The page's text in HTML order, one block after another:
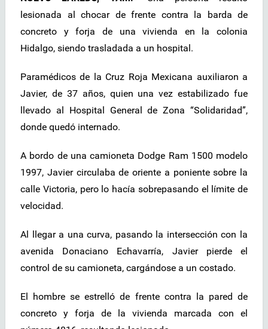
lesionada al chocar de frente contra la barda de
concreto y forja de una vivienda en la colonia
Hidalgo, siendo trasladada a un hospital.
Paramédicos de la Cruz Roja Mexicana auxiliaron a
Javier, de 37 años, quien una vez estabilizado fue
llevado al Hospital General de Zona “Solidaridad”,
donde quedó internado.
A bordo de una camioneta Dodge Ram 1500 modelo
1997, Javier circulaba de oriente a poniente sobre la
calle Victoria, pero lo hacía sobrepasando el límite de
velocidad.
Al llegar a una curva, pasando la intersección con la
avenida Donaciano Echavarría, Javier pierde el
control de su camioneta, cargándose a un costado.
El hombre se estrelló de frente contra la pared de
concreto y forja de la vivienda marcada con el